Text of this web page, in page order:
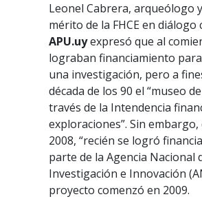
Leonel Cabrera, arqueólogo
mérito de la FHCE en diálogo
APU.uyexpresó que al
lograban financiamiento
una investigación, pero a
década de los 90 el “museo
través de la Intendencia
exploraciones”. Sin embargo,
2008, “recién se logró
parte de la Agencia Nacional
Investigación e Innovación
proyecto comenzó en 2009.